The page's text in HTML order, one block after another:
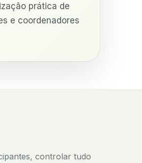
prática de
e coordenadores
controlar tudo